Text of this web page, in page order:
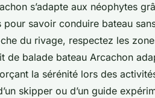
s’adapte aux néophytes
savoir conduire bateau
du rivage, respectez les
de balade bateau Arcachon
la sérénité lors des
skipper ou d’un guide